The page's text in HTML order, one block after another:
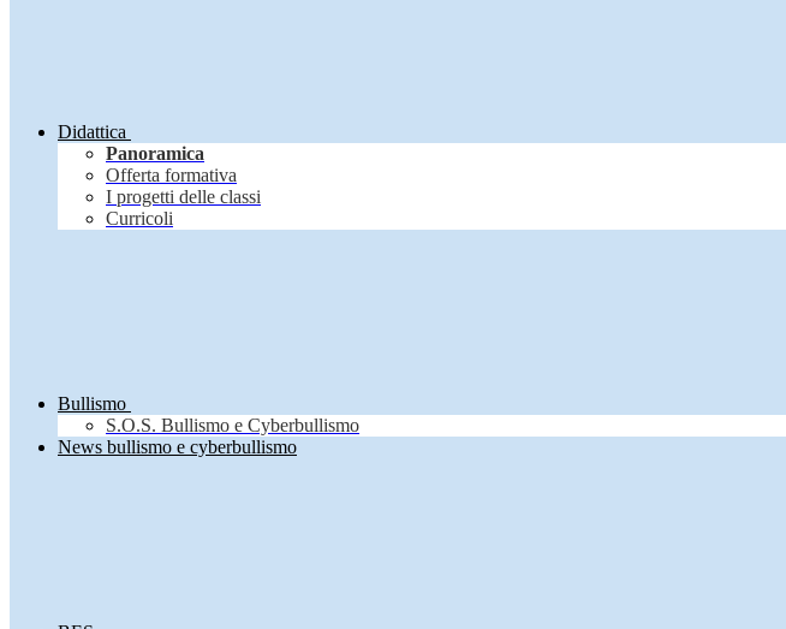
Didattica
Panoramica
Offerta formativa
I progetti delle classi
Curricoli
Bullismo
S.O.S. Bullismo e Cyberbullismo
News bullismo e cyberbullismo